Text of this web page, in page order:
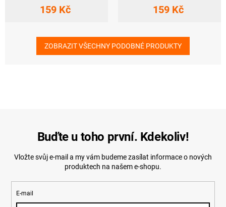
159 Kč 159 Kč
ZOBRAZIT VŠECHNY PODOBNÉ PRODUKTY
Buďte u toho první. Kdekoliv!
Vložte svůj e-mail a my vám budeme zasílat informace o nových
produktech na našem e-shopu.
E-mail